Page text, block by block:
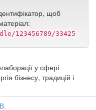
щоб
123456789/33425
у сфері
бізнесу, традицій і